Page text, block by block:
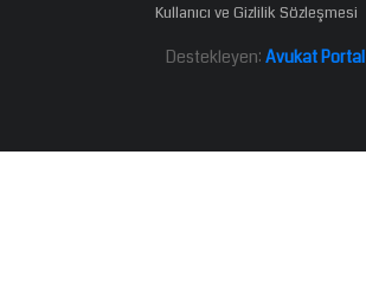
Kullanıcı ve Gizlilik Sözleşmesi
Destekleyen: Avukat Portal